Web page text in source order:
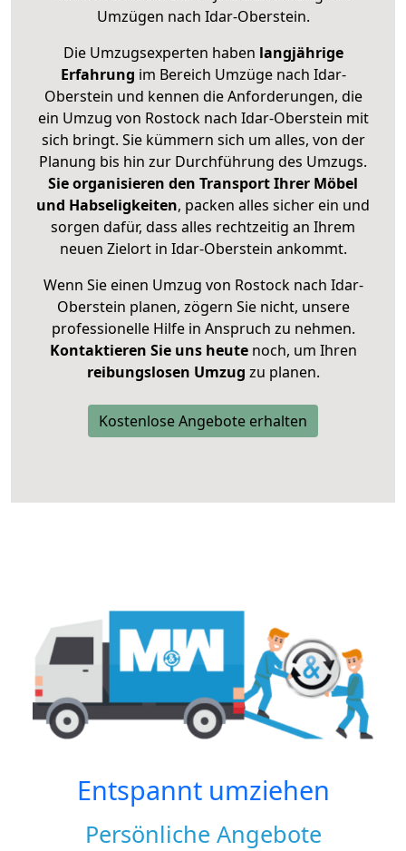
Umzügen nach Idar-Oberstein.
Die Umzugsexperten haben langjährige
Erfahrung im Bereich Umzüge nach Idar-
Oberstein und kennen die Anforderungen, die
ein Umzug von Rostock nach Idar-Oberstein mit
sich bringt. Sie kümmern sich um alles, von der
Planung bis hin zur Durchführung des Umzugs.
Sie organisieren den Transport Ihrer Möbel
und Habseligkeiten, packen alles sicher ein und
sorgen dafür, dass alles rechtzeitig an Ihrem
neuen Zielort in Idar-Oberstein ankommt.
Wenn Sie einen Umzug von Rostock nach Idar-
Oberstein planen, zögern Sie nicht, unsere
professionelle Hilfe in Anspruch zu nehmen.
Kontaktieren Sie uns heutenoch, um Ihren
reibungslosen Umzug zu planen.
Kostenlose Angebote erhalten
Entspannt umziehen
Persönliche Angebote